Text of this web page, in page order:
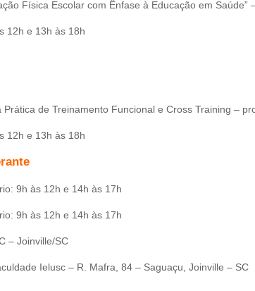
Física Escolar com Ênfase à Educação em
12h e 13h às 18h
Prática de Treinamento Funcional e Cross Training –
12h e 13h às 18h
9h às 12h e 14h às 17h
9h às 12h e 14h às 17h
– Joinville/SC
Ielusc – R. Mafra, 84 – Saguaçu, Joinville – SC